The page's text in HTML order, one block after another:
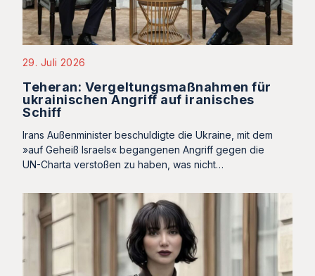
29. Juli 2026
Teheran: Vergeltungsmaßnahmen für
ukrainischen Angriff auf iranisches
Schiff
Irans Außenminister beschuldigte die Ukraine, mit dem
»auf Geheiß Israels« begangenen Angriff gegen die
UN-Charta verstoßen zu haben, was nicht…